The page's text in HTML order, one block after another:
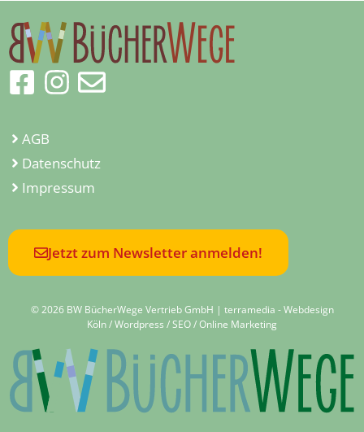
AGB
Datenschutz
Impressum
Jetzt zum Newsletter anmelden!
© 2026 BW BücherWege Vertrieb GmbH | terramedia - Webdesign
Köln / Wordpress / SEO / Online Marketing